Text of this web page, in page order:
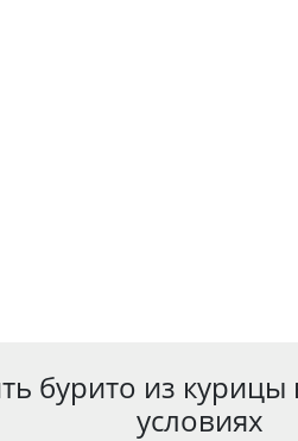
бурито из
условиях